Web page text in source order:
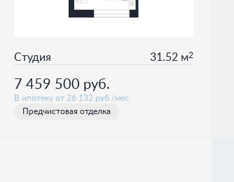
Студия 31.52 м2
7 459 500 руб.
В ипотеку от 26 132 руб./мес.
Предчистовая отделка